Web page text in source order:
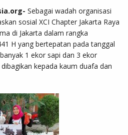
Sebagai wadah organisasi
sosial XCI Chapter Jakarta Raya
di Jakarta dalam rangka
H yang bertepatan pada tanggal
1 ekor sapi dan 3 ekor
kepada kaum duafa dan